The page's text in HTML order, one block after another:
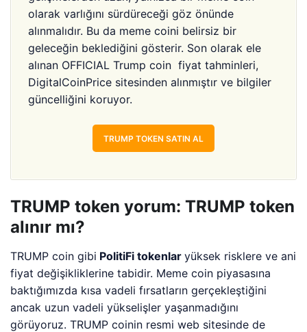
olarak varlığını sürdüreceği göz önünde
alınmalıdır. Bu da meme coini belirsiz bir
geleceğin beklediğini gösterir. Son olarak ele
alınan OFFICIAL Trump coin fiyat tahminleri,
DigitalCoinPrice sitesinden alınmıştır ve bilgiler
güncelliğini koruyor.
TRUMP TOKEN SATIN AL
TRUMP token yorum: TRUMP token
alınır mı?
TRUMP coin gibi PolitiFi tokenlaryüksek risklere ve ani
fiyat değişikliklerine tabidir. Meme coin piyasasına
baktığımızda kısa vadeli fırsatların gerçekleştiğini
ancak uzun vadeli yükselişler yaşanmadığını
görüyoruz. TRUMP coinin resmi web sitesinde de